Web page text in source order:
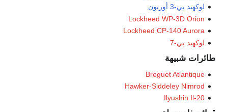
لوكهيد پي-3 أوريون
Lockheed WP-3D Orion
Lockheed CP-140 Aurora
لوكهيد پي-7
طائرات شبيهة
Breguet Atlantique
Hawker-Siddeley Nimrod
Ilyushin Il-20